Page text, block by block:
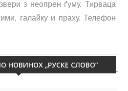
галайку и праху. Телефон
НОВИНОХ „РУСКЕ СЛОВО”